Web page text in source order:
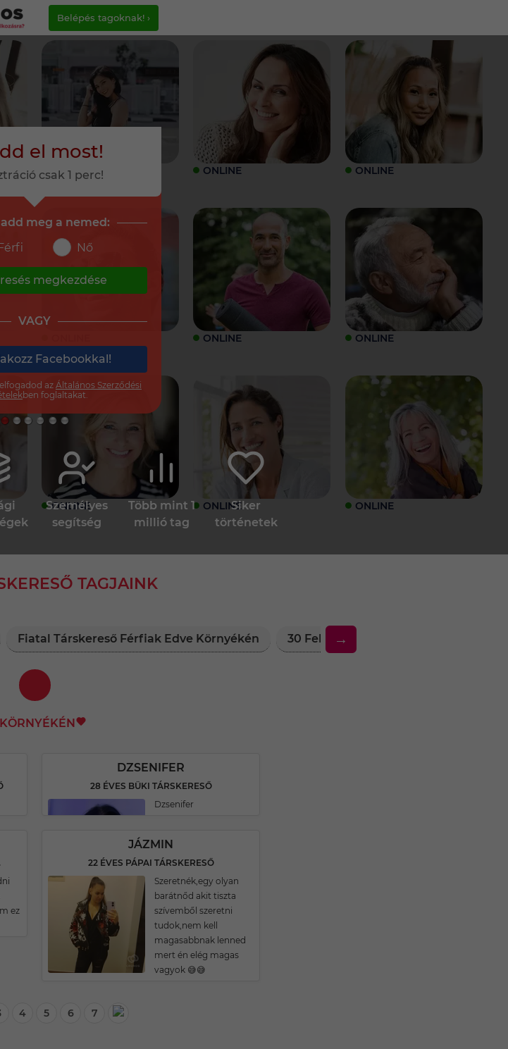
Belépés tagoknak! ›
ONLINE ONLINE ONLINE
ONLINE ONLINE
ONLINE ONLINE ONLINE
Személyes
segítség
Több mint 1
millió tag
Siker
történetek
TAGJAINK
Fiatal Társkereső Férfiak Edve Környékén 30 Feletti Társkereső Nők Edve
→
ez
DZSENIFER
28 ÉVES BÜKI TÁRSKERESŐ
Dzsenifer
JÁZMIN
22 ÉVES PÁPAI TÁRSKERESŐ
Szeretnék,egy olyan
barátnőd akit tiszta
szívemből szeretni
tudok,nem kell
magasabbnak lenned
mert én elég magas
vagyok 😅😅
4 5 6 7
el most!
csak 1 perc!
meg a nemed:
Nő
megkezdése
VAGY
Facebookkal!
az Általános Szerződési
ben foglaltakat.